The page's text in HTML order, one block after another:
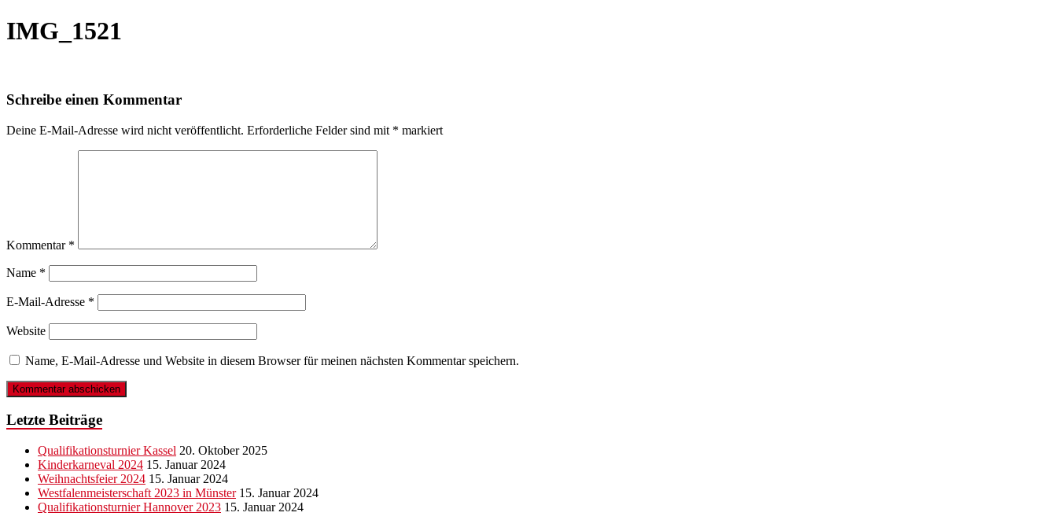
IMG_1521
Schreibe einen Kommentar
Deine E-Mail-Adresse wird nicht veröffentlicht. Erforderliche Felder sind mit * markiert
Kommentar *
Name *
E-Mail-Adresse *
Website
Name, E-Mail-Adresse und Website in diesem Browser für meinen nächsten Kommentar speichern.
Letzte Beiträge
Qualifikationsturnier Kassel 20. Oktober 2025
Kinderkarneval 2024 15. Januar 2024
Weihnachtsfeier 2024 15. Januar 2024
Westfalenmeisterschaft 2023 in Münster 15. Januar 2024
Qualifikationsturnier Hannover 2023 15. Januar 2024